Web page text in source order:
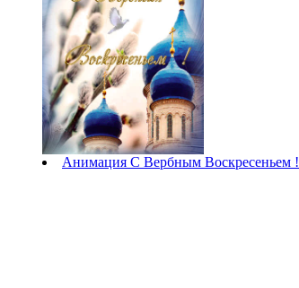
Анимация С Вербным Воскресеньем !